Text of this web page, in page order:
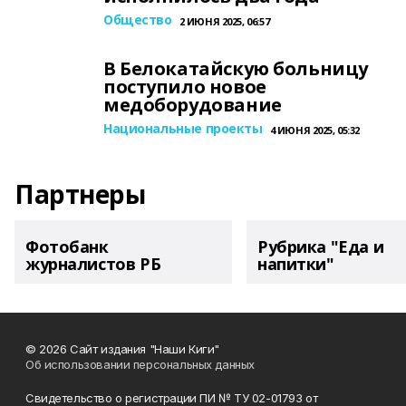
Общество 2 ИЮНЯ 2025, 06:57
В Белокатайскую больницу
поступило новое
медоборудование
Национальные проекты 4 ИЮНЯ 2025, 05:32
Партнеры
Фотобанк
журналистов РБ
Рубрика "Еда и
напитки"
© 2026 Сайт издания "Наши Киги"
Об использовании персональных данных
Свидетельство о регистрации ПИ № ТУ 02-01793 от